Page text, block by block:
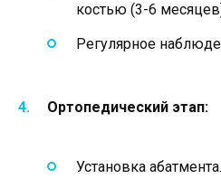
костью (3-6
Регулярное
Ортопедический этап:
Установка абатмента.